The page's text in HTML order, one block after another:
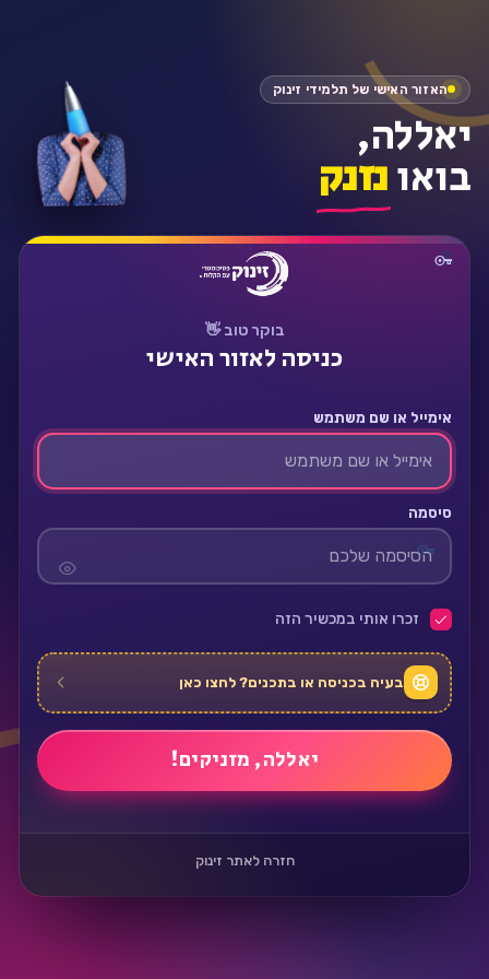
בוקר טוב 👋
כניסה לאזור האישי
אימייל או שם משתמש
סיסמה
זכרו אותי במכשיר הזה
בעיה בכניסה או בתכנים? לחצו כאן
חזרה לאתר זינוק
האזור האישי של תלמידי זינוק
יאללה,
בואונזנק